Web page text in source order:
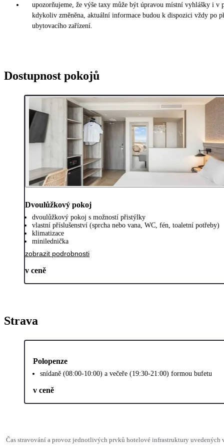
upozorňujeme, že výše taxy může být úpravou místní vyhlášky i v
kdykoliv změněna, aktuální informace budou k dispozici vždy po
ubytovacího zařízení.
Dostupnost pokojů
Dvoulůžkový pokoj
dvoulůžkový pokoj s možností přistýlky
vlastní příslušenství (sprcha nebo vana, WC, fén, toaletní potřeby)
klimatizace
minilednička
zobrazit podrobnosti
v ceně
Strava
Polopenze
snídaně (08:00-10:00) a večeře (19:30-21:00) formou bufetu
v ceně
Čas stravování a provoz jednotlivých prvků hotelové infrastruktury uvedených